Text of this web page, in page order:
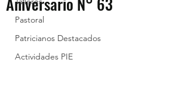
Pastoral
Patricianos Destacados
Actividades PIE